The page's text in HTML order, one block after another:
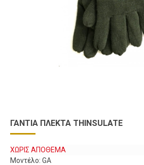
ΓΆΝΤΙΑ ΠΛΕΚΤΆ THINSULATE
ΧΩΡΊΣ ΑΠΌΘΕΜΑ
Μοντέλο: GA